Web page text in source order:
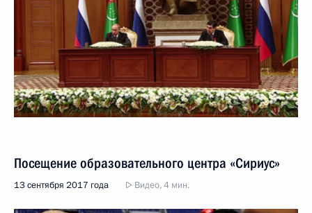
Посещение образовательного центра «Сириус»
13 сентября 2017 года Видео, 4 мин.